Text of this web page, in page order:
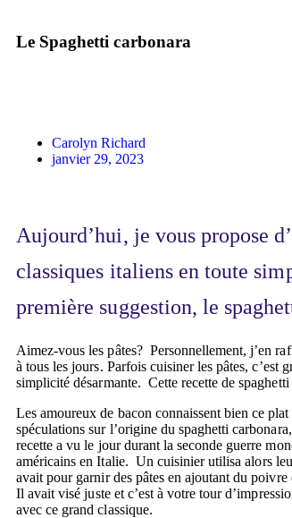
Le Spaghetti carbonara
Carolyn Richard
janvier 29, 2023
Aujourd’hui, je vous propose
classiques italiens en toute
première suggestion, le
Aimez-vous les pâtes? Personnellement, j’en
à tous les jours. Parfois cuisiner les pâtes, c’est
simplicité désarmante. Cette recette de
Les amoureux de bacon connaissent bien ce
spéculations sur l’origine du spaghetti
recette a vu le jour durant la seconde guerre
américains en Italie. Un cuisinier utilisa alors
avait pour garnir des pâtes en ajoutant du
Il avait visé juste et c’est à votre tour
avec ce grand classique.